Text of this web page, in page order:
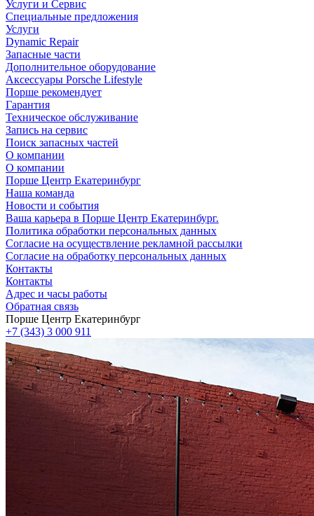
Услуги и Сервис
Специальные предложения
Услуги
Dynamic Repair
Запасные части
Дополнительное оборудование
Аксессуары Porsche Lifestyle
Порше рекомендует
Гарантия
Техническое обслуживание
Запись на сервис
Поиск запасных частей
О компании
О компании
Порше Центр Екатеринбург
Наша команда
Новости и события
Ваша карьера в Порше Центр Екатеринбург.
Политика обработки персональных данных
Согласие на осуществление рекламной рассылки
Согласие на обработку персональных данных
Контакты
Контакты
Адрес и часы работы
Обратная связь
Порше Центр Екатеринбург
+7 (343) 3 000 911